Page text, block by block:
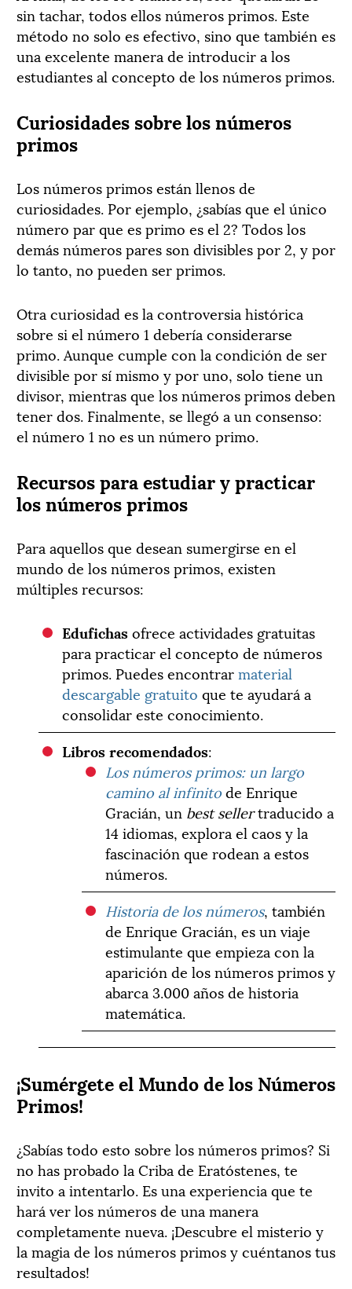
sin tachar, todos ellos números primos. Este
método no solo es efectivo, sino que también es
una excelente manera de introducir a los
estudiantes al concepto de los números primos.
Curiosidades sobre los números
primos
Los números primos están llenos de
curiosidades. Por ejemplo, ¿sabías que el único
número par que es primo es el 2? Todos los
demás números pares son divisibles por 2, y por
lo tanto, no pueden ser primos.
Otra curiosidad es la controversia histórica
sobre si el número 1 debería considerarse
primo. Aunque cumple con la condición de ser
divisible por sí mismo y por uno, solo tiene un
divisor, mientras que los números primos deben
tener dos. Finalmente, se llegó a un consenso:
el número 1 no es un número primo.
Recursos para estudiar y practicar
los números primos
Para aquellos que desean sumergirse en el
mundo de los números primos, existen
múltiples recursos:
Edufichasofrece actividades gratuitas
para practicar el concepto de números
primos. Puedes encontrarmaterial
descargable gratuito que te ayudará a
consolidar este conocimiento.
Libros recomendados:
Los números primos: un largo
camino al infinitode Enrique
Gracián, un best sellertraducido a
14 idiomas, explora el caos y la
fascinación que rodean a estos
números.
Historia de los números, también
de Enrique Gracián, es un viaje
estimulante que empieza con la
aparición de los números primos y
abarca 3.000 años de historia
matemática.
¡Sumérgete el Mundo de los Números
Primos!
¿Sabías todo esto sobre los números primos? Si
no has probado la Criba de Eratóstenes, te
invito a intentarlo. Es una experiencia que te
hará ver los números de una manera
completamente nueva. ¡Descubre el misterio y
la magia de los números primos y cuéntanos tus
resultados!